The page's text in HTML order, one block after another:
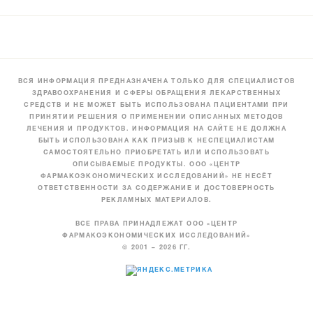
ВСЯ ИНФОРМАЦИЯ ПРЕДНАЗНАЧЕНА ТОЛЬКО ДЛЯ СПЕЦИАЛИСТОВ
ЗДРАВООХРАНЕНИЯ И СФЕРЫ ОБРАЩЕНИЯ ЛЕКАРСТВЕННЫХ
СРЕДСТВ И НЕ МОЖЕТ БЫТЬ ИСПОЛЬЗОВАНА ПАЦИЕНТАМИ ПРИ
ПРИНЯТИИ РЕШЕНИЯ О ПРИМЕНЕНИИ ОПИСАННЫХ МЕТОДОВ
ЛЕЧЕНИЯ И ПРОДУКТОВ. ИНФОРМАЦИЯ НА САЙТЕ НЕ ДОЛЖНА
БЫТЬ ИСПОЛЬЗОВАНА КАК ПРИЗЫВ К НЕСПЕЦИАЛИСТАМ
САМОСТОЯТЕЛЬНО ПРИОБРЕТАТЬ ИЛИ ИСПОЛЬЗОВАТЬ
ОПИСЫВАЕМЫЕ ПРОДУКТЫ. ООО «ЦЕНТР
ФАРМАКОЭКОНОМИЧЕСКИХ ИССЛЕДОВАНИЙ» НЕ НЕСЁТ
ОТВЕТСТВЕННОСТИ ЗА СОДЕРЖАНИЕ И ДОСТОВЕРНОСТЬ
РЕКЛАМНЫХ МАТЕРИАЛОВ.
ВСЕ ПРАВА ПРИНАДЛЕЖАТ ООО «ЦЕНТР
ФАРМАКОЭКОНОМИЧЕСКИХ ИССЛЕДОВАНИЙ»
© 2001 – 2026 ГГ.